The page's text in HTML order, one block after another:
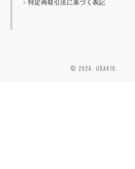
特定商取引法に基づく表記
© 2026 URA410.